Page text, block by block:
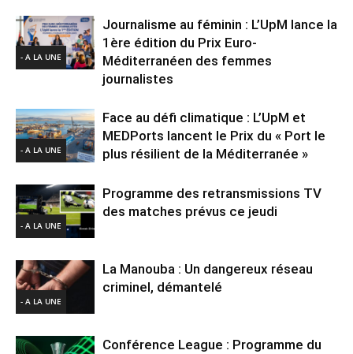
- A LA UNE
Journalisme au féminin : L’UpM lance la
1ère édition du Prix Euro-
Méditerranéen des femmes
journalistes
- A LA UNE
Face au défi climatique : L’UpM et
MEDPorts lancent le Prix du « Port le
plus résilient de la Méditerranée »
- A LA UNE
Programme des retransmissions TV
des matches prévus ce jeudi
- A LA UNE
La Manouba : Un dangereux réseau
criminel, démantelé
Conférence League : Programme du